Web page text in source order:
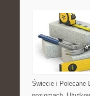
Świecie i Polecane